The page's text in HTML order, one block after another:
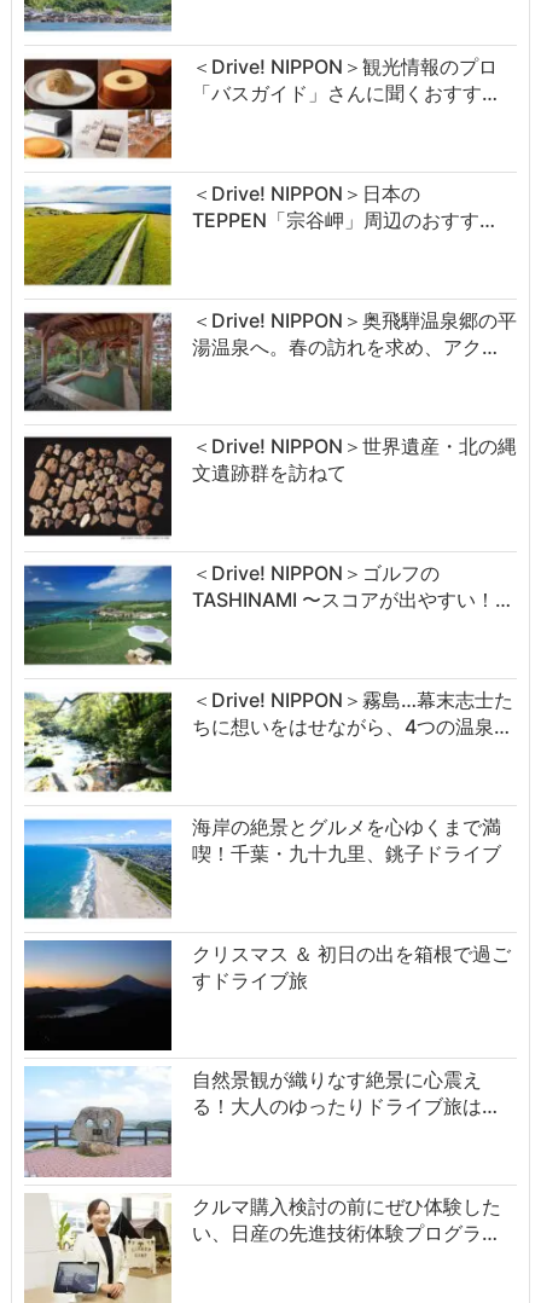
＜Drive! NIPPON＞観光情報のプロ
「バスガイド」さんに聞くおすす…
＜Drive! NIPPON＞日本の
TEPPEN「宗谷岬」周辺のおすす…
＜Drive! NIPPON＞奥飛騨温泉郷の平
湯温泉へ。春の訪れを求め、アク…
＜Drive! NIPPON＞世界遺産・北の縄
文遺跡群を訪ねて
＜Drive! NIPPON＞ゴルフの
TASHINAMI 〜スコアが出やすい！…
＜Drive! NIPPON＞霧島…幕末志士た
ちに想いをはせながら、4つの温泉…
海岸の絶景とグルメを心ゆくまで満
喫！千葉・九十九里、銚子ドライブ
クリスマス ＆ 初日の出を箱根で過ご
すドライブ旅
自然景観が織りなす絶景に心震え
る！大人のゆったりドライブ旅は…
クルマ購入検討の前にぜひ体験した
い、日産の先進技術体験プログラ…